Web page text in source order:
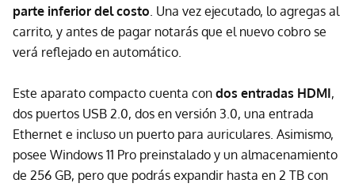
parte inferior del costo. Una vez ejecutado, lo agregas al
carrito, y antes de pagar notarás que el nuevo cobro se
verá reflejado en automático.
Este aparato compacto cuenta con dos entradas HDMI,
dos puertos USB 2.0, dos en versión 3.0, una entrada
Ethernet e incluso un puerto para auriculares. Asimismo,
posee Windows 11 Pro preinstalado y un almacenamiento
de 256 GB, pero que podrás expandir hasta en 2 TB con